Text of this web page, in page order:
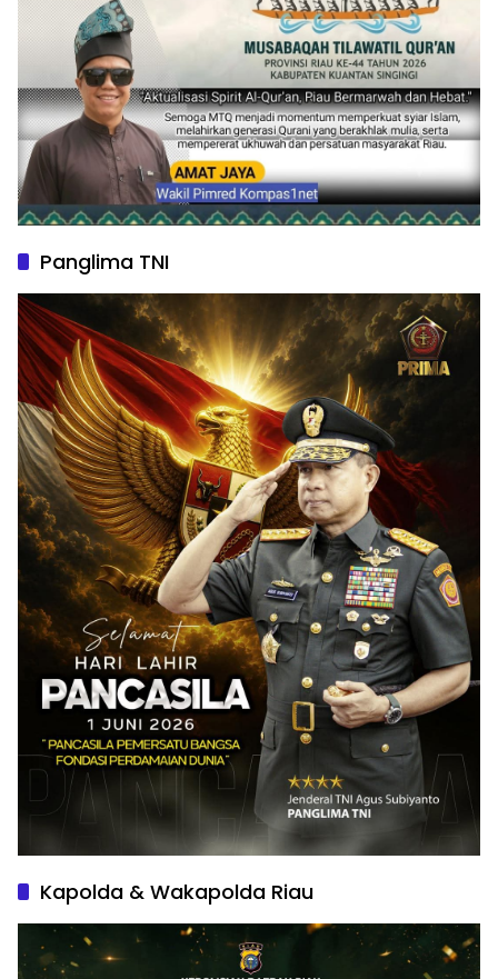
Panglima TNI
Kapolda & Wakapolda Riau